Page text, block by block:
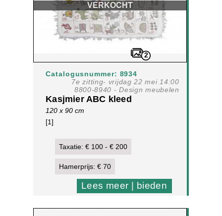
VERKOCHT
2
Catalogusnummer: 8934
7e zitting- vrijdag 22 mei 14:00
8800-8940 - Design meubelen
Kasjmier ABC kleed
120 x 90 cm
[1]
Taxatie: € 100 - € 200
Hamerprijs: € 70
Lees meer | bieden